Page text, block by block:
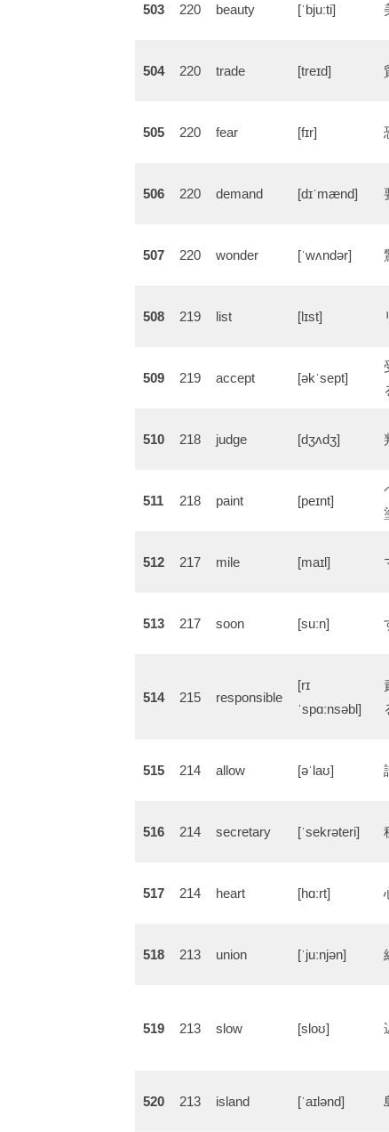
503 220 beauty [ˈbjuːti]
504 220 trade [treɪd]
505 220 fear [fɪr]
506 220 demand [dɪˈmænd]
507 220 wonder [ˈwʌndər]
508 219 list [lɪst]
509 219 accept [əkˈsept]
510 218 judge [dʒʌdʒ]
511 218 paint [peɪnt]
512 217 mile [maɪl]
513 217 soon [suːn]
514 215 responsible
[rɪ
ˈspɑːnsəbl]
515 214 allow [əˈlaʊ]
516 214 secretary [ˈsekrəteri]
517 214 heart [hɑːrt]
518 213 union [ˈjuːnjən]
519 213 slow [sloʊ]
520 213 island [ˈaɪlənd]